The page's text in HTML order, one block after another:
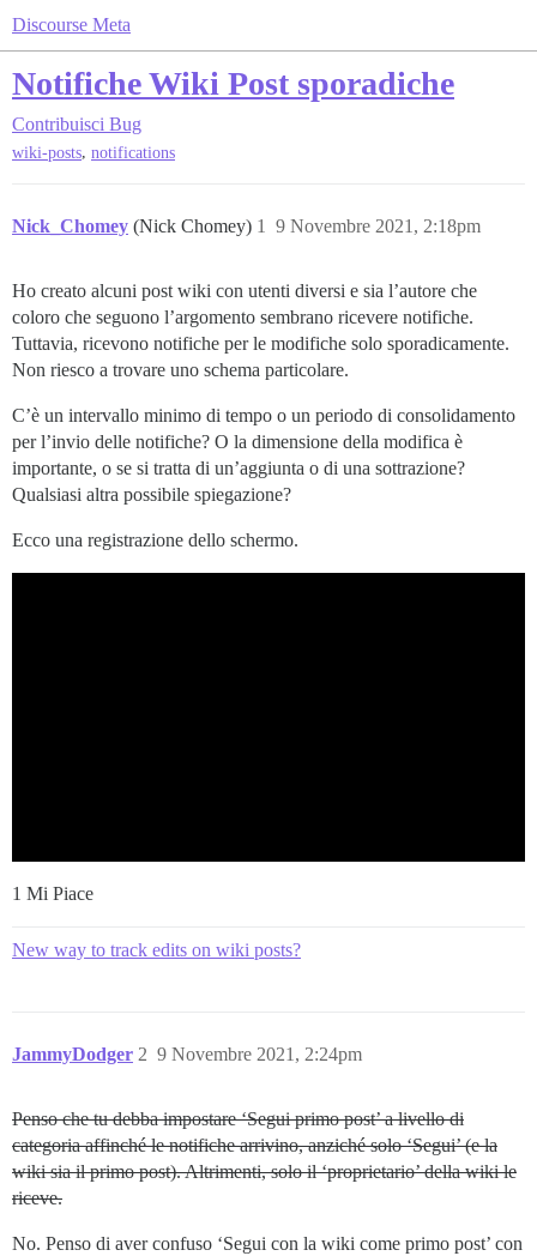
Discourse Meta
Notifiche Wiki Post sporadiche
Contribuisci Bug
wiki-posts, notifications
Nick_Chomey (Nick Chomey) 9 Novembre 2021, 2:18pm
1
Ho creato alcuni post wiki con utenti diversi e sia l’autore che
coloro che seguono l’argomento sembrano ricevere notifiche.
Tuttavia, ricevono notifiche per le modifiche solo sporadicamente.
Non riesco a trovare uno schema particolare.
C’è un intervallo minimo di tempo o un periodo di consolidamento
per l’invio delle notifiche? O la dimensione della modifica è
importante, o se si tratta di un’aggiunta o di una sottrazione?
Qualsiasi altra possibile spiegazione?
Ecco una registrazione dello schermo.
1 Mi Piace
New way to track edits on wiki posts?
JammyDodger 9 Novembre 2021, 2:24pm
2
Penso che tu debba impostare ‘Segui primo post’ a livello di
categoria affinché le notifiche arrivino, anziché solo ‘Segui’ (e la
wiki sia il primo post). Altrimenti, solo il ‘proprietario’ della wiki le
riceve.
No. Penso di aver confuso ‘Segui con la wiki come primo post’ con